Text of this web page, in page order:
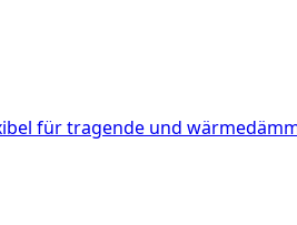
für tragende und